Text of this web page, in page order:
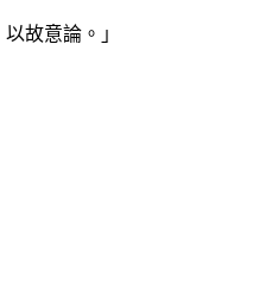
故意論。」